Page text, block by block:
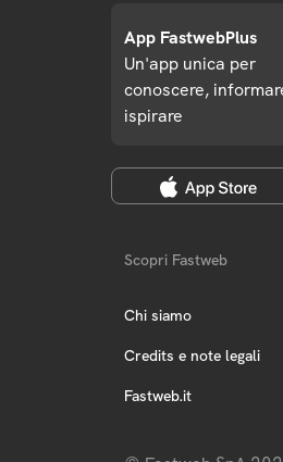
App FastwebPlus
Un'app unica per
conoscere,
ispirare
Scopri Fastweb
Chi siamo
Credits e note legali
Fastweb.it